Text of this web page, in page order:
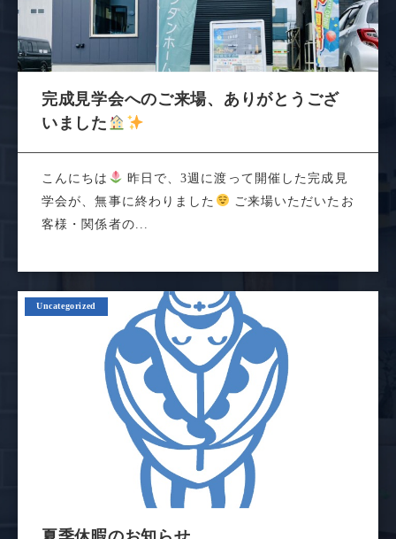
完成見学会へのご来場、ありがとうござ
いました
こんにちは
昨日で、3週に渡って開催した完成見
学会が、無事に終わりました
ご来場いただいたお
客様・関係者の...
Uncategorized